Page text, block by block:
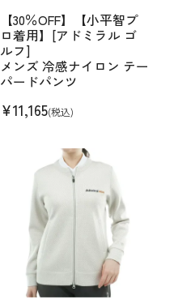
【30％OFF】【小平智プ
ロ着用】[アドミラル ゴ
ルフ]
メンズ 冷感ナイロン テー
パードパンツ
¥11,165(税込)